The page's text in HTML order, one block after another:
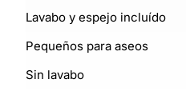
Lavabo y espejo incluído
Pequeños para aseos
Sin lavabo